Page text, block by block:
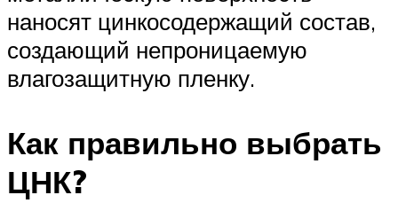
наносят цинкосодержащий состав,
создающий непроницаемую
влагозащитную пленку.
Как правильно выбрать
ЦНК?